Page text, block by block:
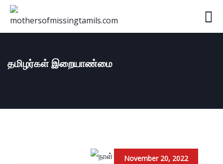
தமிழர்கள் இறையாண்மை
November 20, 2022